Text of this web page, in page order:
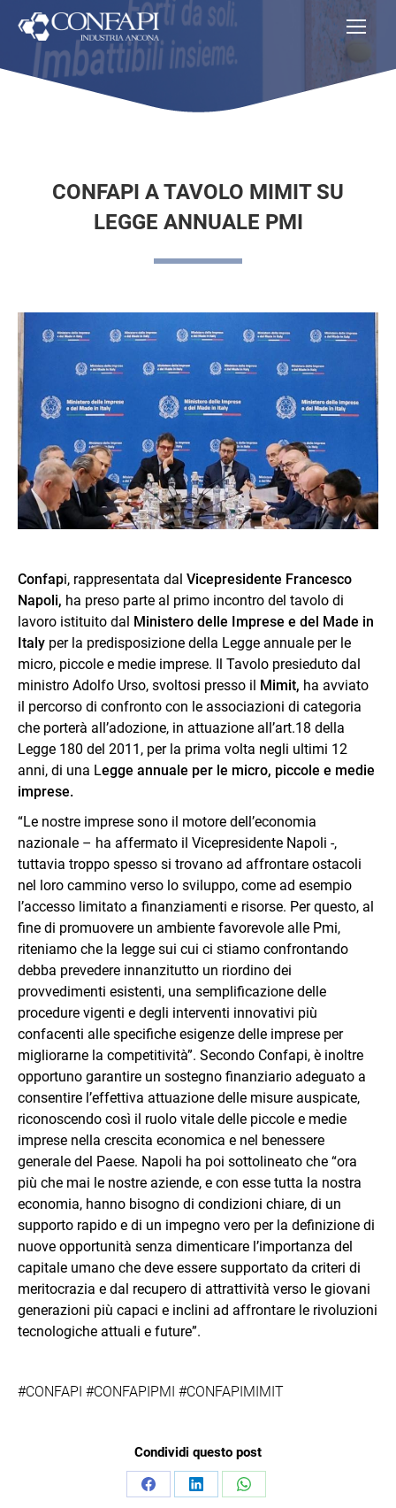
CONFAPI A TAVOLO MIMIT SU
LEGGE ANNUALE PMI
Confapi, rappresentata dal Vicepresidente Francesco
Napoli, ha preso parte al primo incontro del tavolo di
lavoro istituito dal Ministero delle Imprese e del Made in
Italy per la predisposizione della Legge annuale per le
micro, piccole e medie imprese. Il Tavolo presieduto dal
ministro Adolfo Urso, svoltosi presso il Mimit, ha avviato
il percorso di confronto con le associazioni di categoria
che porterà all’adozione, in attuazione all’art.18 della
Legge 180 del 2011, per la prima volta negli ultimi 12
anni, di una Legge annuale per le micro, piccole e medie
imprese.
“Le nostre imprese sono il motore dell’economia
nazionale – ha affermato il Vicepresidente Napoli -,
tuttavia troppo spesso si trovano ad affrontare ostacoli
nel loro cammino verso lo sviluppo, come ad esempio
l’accesso limitato a finanziamenti e risorse. Per questo, al
fine di promuovere un ambiente favorevole alle Pmi,
riteniamo che la legge sui cui ci stiamo confrontando
debba prevedere innanzitutto un riordino dei
provvedimenti esistenti, una semplificazione delle
procedure vigenti e degli interventi innovativi più
confacenti alle specifiche esigenze delle imprese per
migliorarne la competitività”. Secondo Confapi, è inoltre
opportuno garantire un sostegno finanziario adeguato a
consentire l’effettiva attuazione delle misure auspicate,
riconoscendo così il ruolo vitale delle piccole e medie
imprese nella crescita economica e nel benessere
generale del Paese. Napoli ha poi sottolineato che “ora
più che mai le nostre aziende, e con esse tutta la nostra
economia, hanno bisogno di condizioni chiare, di un
supporto rapido e di un impegno vero per la definizione di
nuove opportunità senza dimenticare l’importanza del
capitale umano che deve essere supportato da criteri di
meritocrazia e dal recupero di attrattività verso le giovani
generazioni più capaci e inclini ad affrontare le rivoluzioni
tecnologiche attuali e future”.
#CONFAPI #CONFAPIPMI #CONFAPIMIMIT
Condividi questo post
CondividiCondividiCondividi